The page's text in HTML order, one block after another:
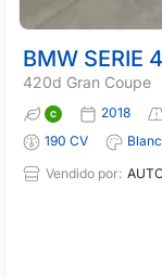
BMW SERIE 4
420d Gran Coupe
2018
190 CV
Vendido por: